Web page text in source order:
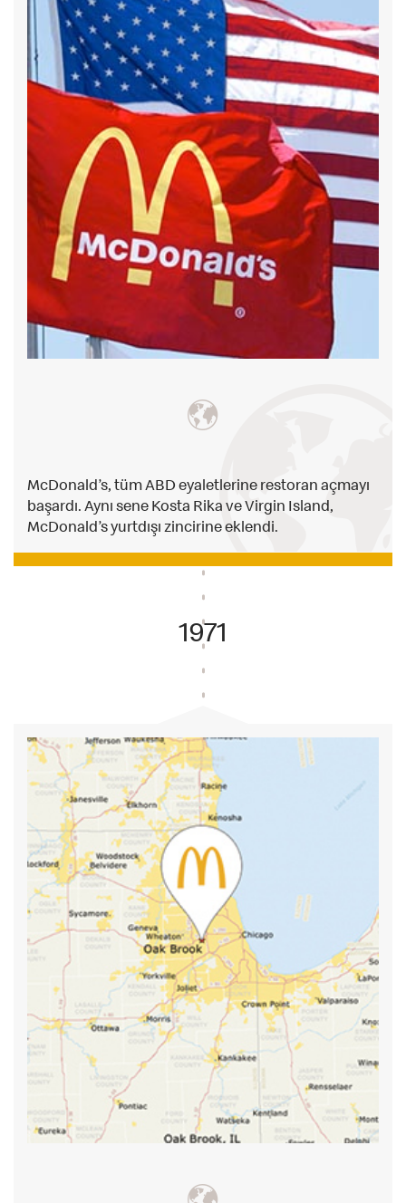
McDonald’s, tüm ABD eyaletlerine restoran açmayı
başardı. Aynı sene Kosta Rika ve Virgin Island,
McDonald’s yurtdışı zincirine eklendi.
1971